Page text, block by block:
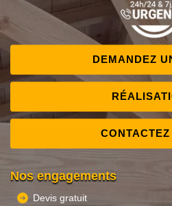
DEMANDEZ
Nos engagements
Devis gratuit